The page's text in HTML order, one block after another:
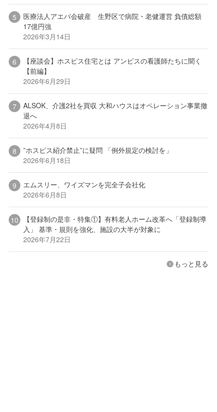
医療法人アエバ会破産 生野区で病院・老健運営 負債総額
17億円強
2026年3月14日
【座談会】ホスピス住宅とは アンビスの看護師たちに聞く
【前編】
2026年6月29日
ALSOK、介護2社を買収 大和ハウスはオペレーション事業撤
退へ
2026年4月8日
”ホスピス紹介禁止”に疑問 「例外規定の検討を」
2026年6月18日
エムスリー、ワイズマンを完全子会社化
2026年6月8日
【登録制の是非・特集①】有料老人ホーム改革へ「登録制導
入」 基準・規則を強化、施設の大半が対象に
2026年7月22日
もっと見る